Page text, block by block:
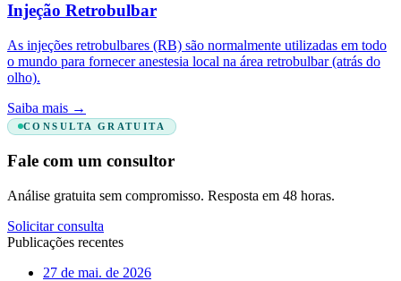
Injeção Retrobulbar
As injeções retrobulbares (RB) são normalmente utilizadas em todo
o mundo para fornecer anestesia local na área retrobulbar (atrás do
olho).
Saiba mais →
CONSULTA GRATUITA
Fale com um consultor
Análise gratuita sem compromisso. Resposta em 48 horas.
Solicitar consulta
Publicações recentes
27 de mai. de 2026